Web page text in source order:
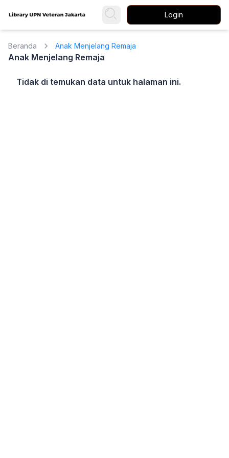
Login
Beranda Anak Menjelang Remaja
Anak Menjelang Remaja
Tidak di temukan data untuk halaman ini.